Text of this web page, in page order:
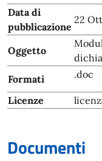
Data di
pubblicazione
22
Oggetto
Formati
.doc
Licenze
Documenti